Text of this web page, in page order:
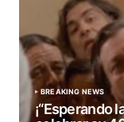
BREAKING NEWS
¡“Esperando